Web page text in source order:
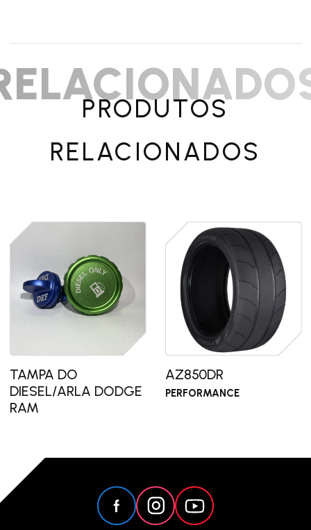
PRODUTOS
RELACIONADOS
TAMPA DO
DIESEL/ARLA DODGE
RAM
AZ850DR
PERFORMANCE